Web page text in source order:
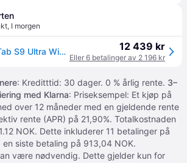
, I morgen
Samsung Galaxy Tab S9 Ultra WiFi Nettbrett - 14,6'' (512GB) Beige 12 439 kr
Eller 6 betalinger av 2 196 kr
: Kreditttid: 30 dager. 0 % årlig rente. 3–
med Klarna: Priseksempel: Et kjøp på
over 12 måneder med en gjeldende rente
rente (APR) på 21,90%. Totalkostnaden
NOK. Dette inkluderer 11 betalinger på
en siste betaling på 913,04 NOK.
være nødvendig. Dette gjelder kun for